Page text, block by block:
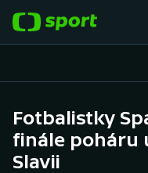
Hokej
Fotbalistky
finále poháru
Slavii